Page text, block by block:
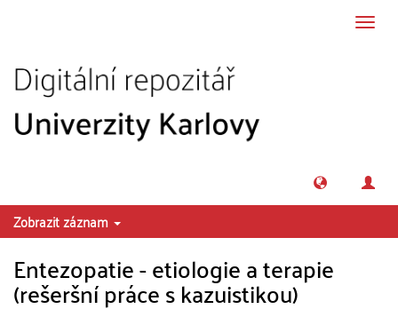
Zobrazit záznam
Entezopatie - etiologie a terapie
(rešeršní práce s kazuistikou)